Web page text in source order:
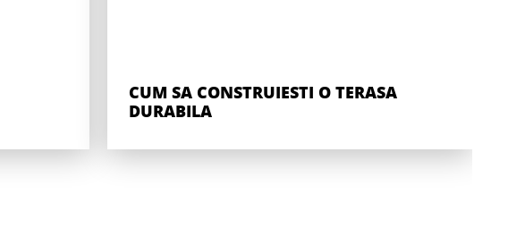
CUM SA CONSTRUIESTI O TERASA
DURABILA